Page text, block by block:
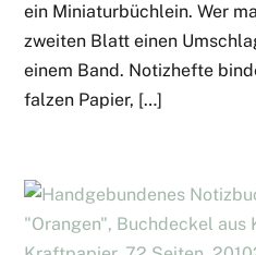
ein Miniaturbüchlein. Wer
zweiten Blatt einen
einem Band. Notizhefte
falzen Papier, […]